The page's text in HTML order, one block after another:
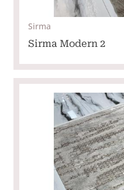
Sirma
Sirma Modern 2